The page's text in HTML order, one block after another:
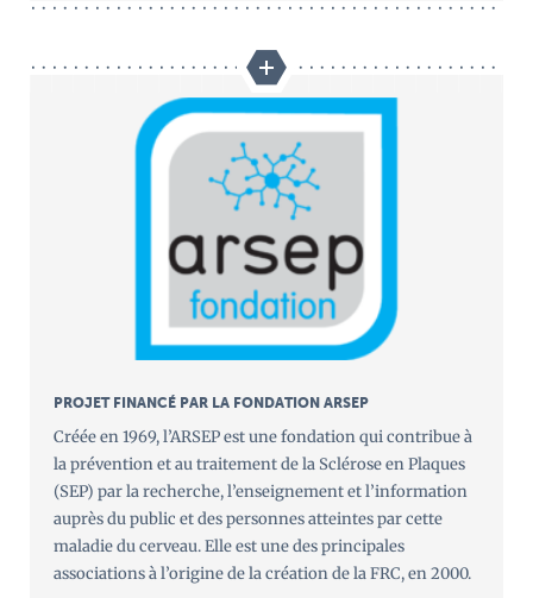
PROJET FINANCÉ PAR LA FONDATION ARSEP
Créée en 1969, l’ARSEP est une fondation qui contribue à
la prévention et au traitement de la Sclérose en Plaques
(SEP) par la recherche, l’enseignement et l’information
auprès du public et des personnes atteintes par cette
maladie du cerveau. Elle est une des principales
associations à l’origine de la création de la FRC, en 2000.